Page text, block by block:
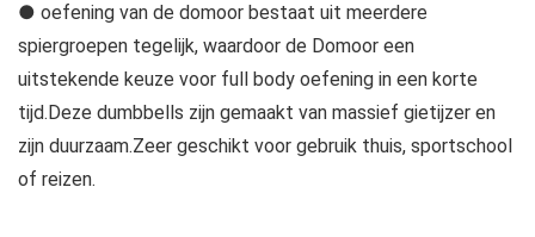
● oefening van de domoor bestaat uit meerdere
spiergroepen tegelijk, waardoor de Domoor een
uitstekende keuze voor full body oefening in een korte
tijd.Deze dumbbells zijn gemaakt van massief gietijzer en
zijn duurzaam.Zeer geschikt voor gebruik thuis, sportschool
of reizen.